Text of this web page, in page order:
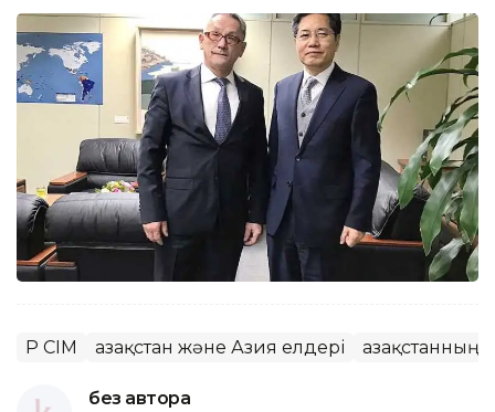
ҚР СІМ Қазақстан және Азия елдері Қазақстанның
без автора